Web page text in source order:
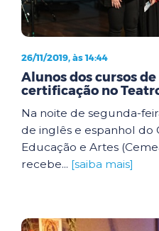
26/11/2019, às 14:44
Alunos dos cursos
certificação no
Na noite de segunda-
de inglês e espanhol do
Educação e Artes
recebe... [saiba mais]